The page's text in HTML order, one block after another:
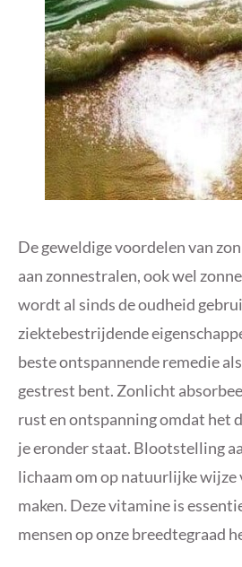
De geweldige voordelen van
aan zonnestralen, ook wel
wordt al sinds de oudheid
ziektebestrijdende
beste ontspannende remedie
gestrest bent. Zonlicht
rust en ontspanning omdat het
je eronder staat. Blootstelling
lichaam om op natuurlijke wijze
maken. Deze vitamine is
mensen op onze breedtegraad